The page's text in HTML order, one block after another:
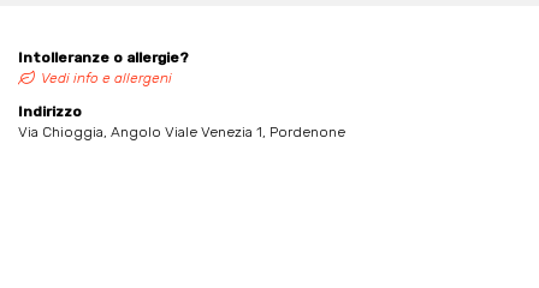
Intolleranze o allergie?
Vedi info e allergeni
Indirizzo
Via Chioggia, Angolo Viale Venezia 1, Pordenone